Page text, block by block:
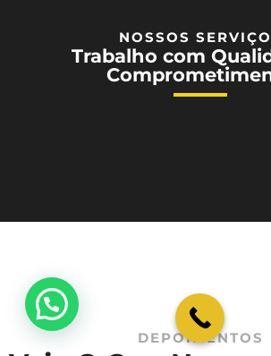
NOSSOS
Trabalho com
DEPOIMENTOS
💬 Como podemos